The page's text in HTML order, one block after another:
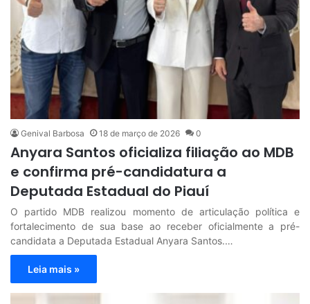
Genival Barbosa 18 de março de 2026 0
Anyara Santos oficializa filiação ao MDB
e confirma pré-candidatura a
Deputada Estadual do Piauí
O partido MDB realizou momento de articulação política e
fortalecimento de sua base ao receber oficialmente a pré-
candidata a Deputada Estadual Anyara Santos.…
Leia mais »